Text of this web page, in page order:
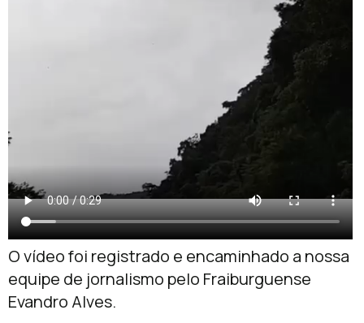
O vídeo foi registrado e encaminhado a nossa
equipe de jornalismo pelo Fraiburguense
Evandro Alves.